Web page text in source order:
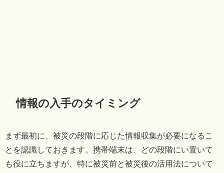
情報の入手のタイミング
まず最初に、被災の段階に応じた情報収集が必要になるこ
とを認識しておきます。携帯端末は、どの段階にい置いて
も役に立ちますが、特に被災前と被災後の活用法について